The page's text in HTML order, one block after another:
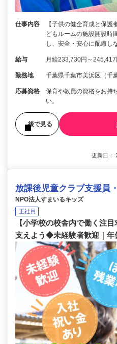
仕事内容
【子供の健全育成と保
どもルームの施設開設時
し、安全・安心に配慮
給与 月給233,730円～245,417
勤務地 千葉県千葉市美浜区（千
応募資格
保育や教員の資格をお持
い。
後で見る
更新日：
放課後児童クラブ支援員
NPO法人すまいるキッズ
正社員
【小学校の校舎内で働く注
支えよう◆未経験者歓迎｜年